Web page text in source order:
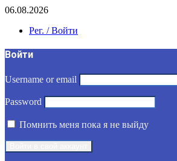
06.08.2026
Рег. / Войти
Войти
Username or email
Password
Помнить меня пока я не выйду